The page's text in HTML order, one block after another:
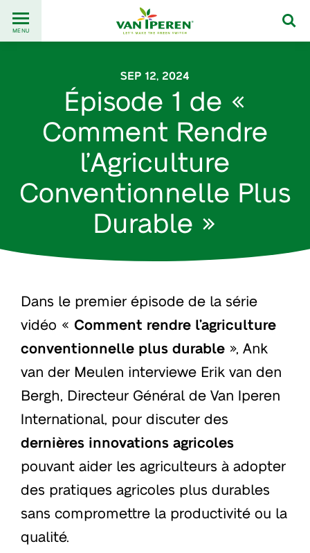
content
Back
to
MENU
SEP 12, 2024
Épisode 1 de «
Comment Rendre
l’Agriculture
Conventionnelle Plus
Durable »
Dans le premier épisode de la série
vidéo « Comment rendre l’agriculture
conventionnelle plus durable », Ank
van der Meulen interviewe Erik van den
Bergh, Directeur Général de Van Iperen
International, pour discuter des
dernières innovations agricoles
pouvant aider les agriculteurs à adopter
des pratiques agricoles plus durables
sans compromettre la productivité ou la
qualité.